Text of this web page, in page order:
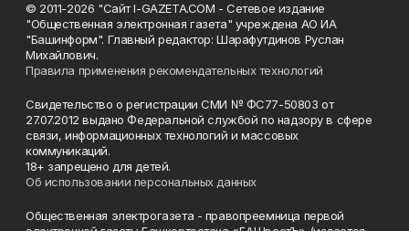
© 2011-2026 "Сайт I-GAZETA.COM - Сетевое издание
"Общественная электронная газета" учреждена АО ИА
"Башинформ". Главный редактор: Шарафутдинов Руслан
Михайлович.
Правила применения рекомендательных технологий
Свидетельство о регистрации СМИ № ФС77-50803 от
27.07.2012 выдано Федеральной службой по надзору в сфере
связи, информационных технологий и массовых
коммуникаций.
18+ запрещено для детей.
Об использовании персональных данных
Общественная электрогазета - правопреемница первой